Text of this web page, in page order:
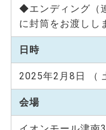
◆エンディング（
に封筒をお渡しし
日時
2025年2月8日 （
会場